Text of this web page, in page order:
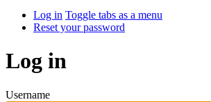
Log in Toggle tabs as a menu
Reset your password
Log in
Username